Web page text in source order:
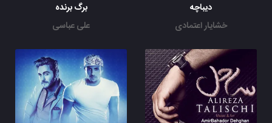
دیباچه
خشایار اعتمادی
برگ برنده
علی عباسی